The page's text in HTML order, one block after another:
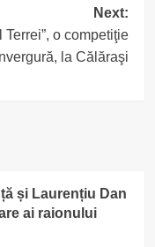
Next:
o competiţie
la Călăraşi
și Laurențiu Dan
ai raionului